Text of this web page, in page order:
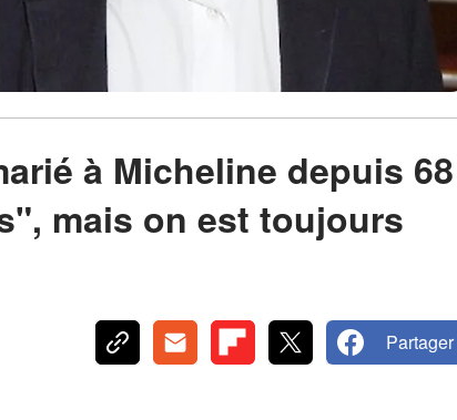
à Micheline depuis 68
mais on est toujours
Partager